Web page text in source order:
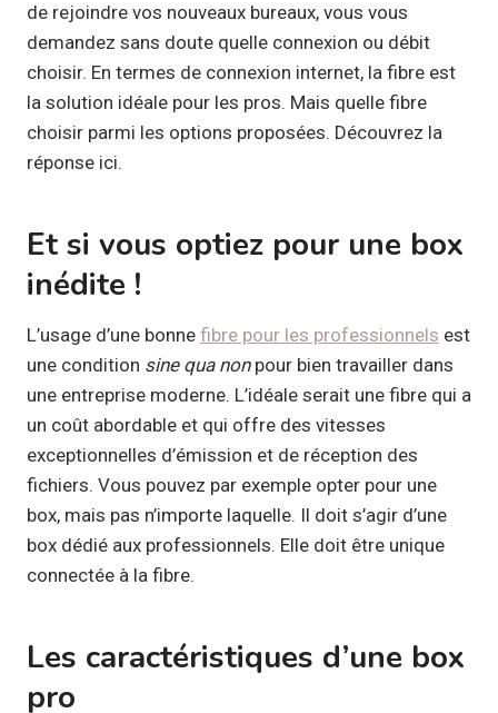
de rejoindre vos nouveaux bureaux, vous vous
demandez sans doute quelle connexion ou débit
choisir. En termes de connexion internet, la fibre est
la solution idéale pour les pros. Mais quelle fibre
choisir parmi les options proposées. Découvrez la
réponse ici.
Et si vous optiez pour une box
inédite !
L’usage d’une bonne fibre pour les professionnels est
une condition sine qua nonpour bien travailler dans
une entreprise moderne. L’idéale serait une fibre qui a
un coût abordable et qui offre des vitesses
exceptionnelles d’émission et de réception des
fichiers. Vous pouvez par exemple opter pour une
box, mais pas n’importe laquelle. Il doit s’agir d’une
box dédié aux professionnels. Elle doit être unique
connectée à la fibre.
Les caractéristiques d’une box
pro